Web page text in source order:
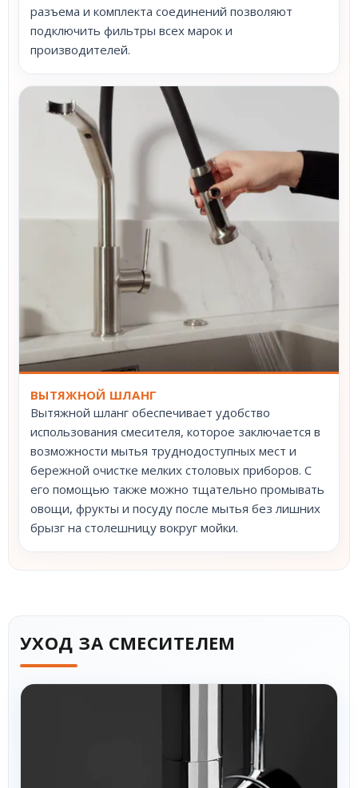
разъема и комплекта соединений позволяют
подключить фильтры всех марок и
производителей.
ВЫТЯЖНОЙ ШЛАНГ
Вытяжной шланг обеспечивает удобство
использования смесителя, которое заключается в
возможности мытья труднодоступных мест и
бережной очистке мелких столовых приборов. С
его помощью также можно тщательно промывать
овощи, фрукты и посуду после мытья без лишних
брызг на столешницу вокруг мойки.
УХОД ЗА СМЕСИТЕЛЕМ